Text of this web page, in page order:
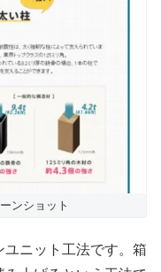
ンショット
ユニット工法です。箱